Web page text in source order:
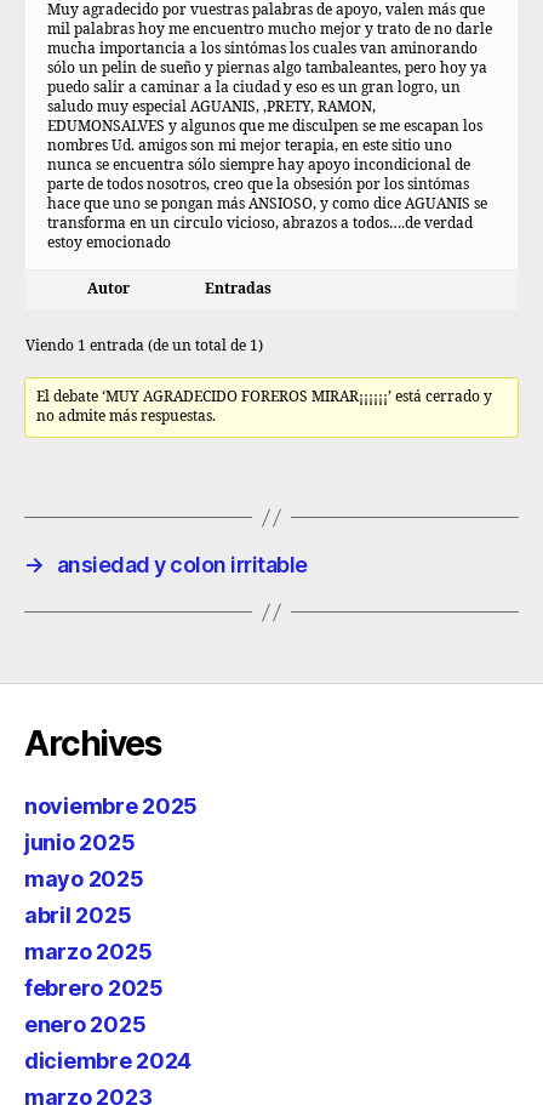
Muy agradecido por vuestras palabras de apoyo, valen más que
mil palabras hoy me encuentro mucho mejor y trato de no darle
mucha importancia a los sintómas los cuales van aminorando
sólo un pelin de sueño y piernas algo tambaleantes, pero hoy ya
puedo salir a caminar a la ciudad y eso es un gran logro, un
saludo muy especial AGUANIS, ,PRETY, RAMON,
EDUMONSALVES y algunos que me disculpen se me escapan los
nombres Ud. amigos son mi mejor terapia, en este sitio uno
nunca se encuentra sólo siempre hay apoyo incondicional de
parte de todos nosotros, creo que la obsesión por los sintómas
hace que uno se pongan más ANSIOSO, y como dice AGUANIS se
transforma en un circulo vicioso, abrazos a todos….de verdad
estoy emocionado
Autor Entradas
Viendo 1 entrada (de un total de 1)
El debate ‘MUY AGRADECIDO FOREROS MIRAR¡¡¡¡¡¡’ está cerrado y
no admite más respuestas.
→ ansiedad y colon irritable
Archives
noviembre 2025
junio 2025
mayo 2025
abril 2025
marzo 2025
febrero 2025
enero 2025
diciembre 2024
marzo 2023